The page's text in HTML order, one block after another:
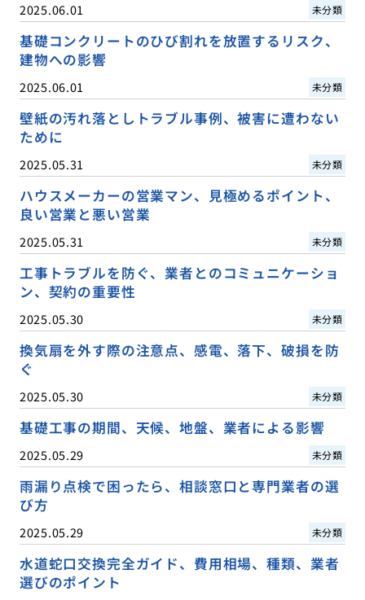
2025.06.01 未分類
基礎コンクリートのひび割れを放置するリスク、
建物への影響
2025.06.01 未分類
壁紙の汚れ落としトラブル事例、被害に遭わない
ために
2025.05.31 未分類
ハウスメーカーの営業マン、見極めるポイント、
良い営業と悪い営業
2025.05.31 未分類
工事トラブルを防ぐ、業者とのコミュニケーショ
ン、契約の重要性
2025.05.30 未分類
換気扇を外す際の注意点、感電、落下、破損を防
ぐ
2025.05.30 未分類
基礎工事の期間、天候、地盤、業者による影響
2025.05.29 未分類
雨漏り点検で困ったら、相談窓口と専門業者の選
び方
2025.05.29 未分類
水道蛇口交換完全ガイド、費用相場、種類、業者
選びのポイント